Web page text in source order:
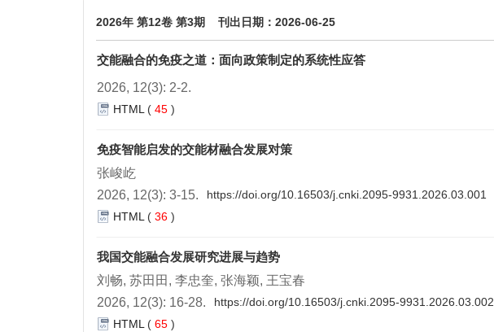
2026年 第12卷 第3期 刊出日期：2026-06-25
交能融合的免疫之道：面向政策制定的系统性应答
2026, 12(3): 2-2.
HTML ( 45 )
免疫智能启发的交能材融合发展对策
张峻屹
2026, 12(3): 3-15.
https://doi.org/10.16503/j.cnki.2095-9931.2026.03.001
HTML ( 36 )
我国交能融合发展研究进展与趋势
刘畅, 苏田田, 李忠奎, 张海颖, 王宝春
2026, 12(3): 16-28.
https://doi.org/10.16503/j.cnki.2095-9931.2026.03.002
HTML ( 65 )